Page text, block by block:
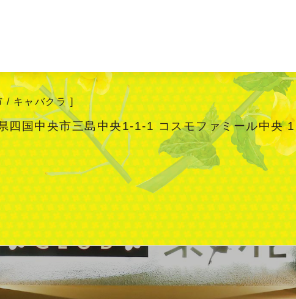
/ キャバクラ ]
四国中央市三島中央1-1-1 コスモファミール中央